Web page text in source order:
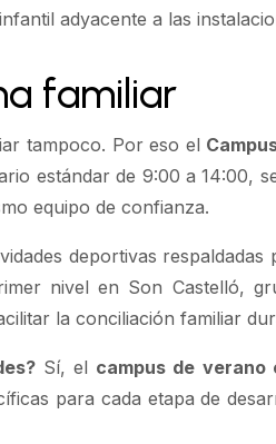
adyacente a las
familiar
tampoco. Por eso el
estándar de 9:00 a 14:00,
equipo de confianza.
deportivas
nivel en Son Castelló,
la conciliación familiar
Sí, el campus de verano
para cada etapa de